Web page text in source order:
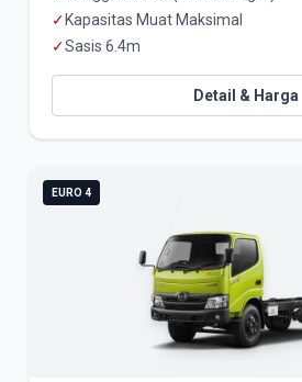
✓ Kapasitas Muat Maksimal
✓Sasis 6.4m
Detail & Harga
EURO 4